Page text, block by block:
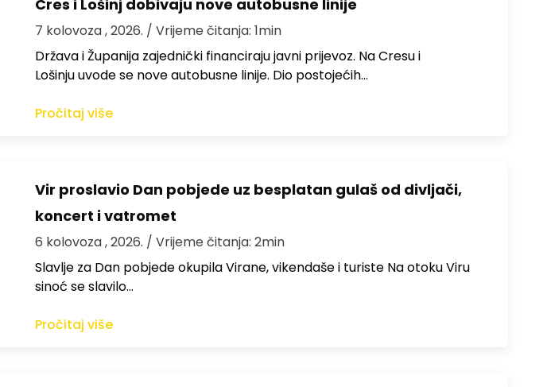
Cres i Lošinj dobivaju nove autobusne linije
7 kolovoza , 2026. / Vrijeme čitanja: 1min
Država i Županija zajednički financiraju javni prijevoz. Na Cresu i
Lošinju uvode se nove autobusne linije. Dio postojećih…
Pročitaj više
Vir proslavio Dan pobjede uz besplatan gulaš od divljači,
koncert i vatromet
6 kolovoza , 2026. / Vrijeme čitanja: 2min
Slavlje za Dan pobjede okupila Virane, vikendaše i turiste Na otoku Viru
sinoć se slavilo…
Pročitaj više